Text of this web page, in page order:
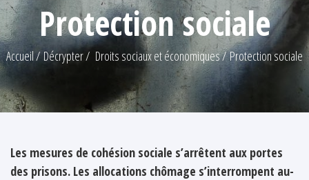
Protection sociale
Accueil Décrypter Droits sociaux et économiques Protection sociale
Les mesures de cohésion sociale s’arrêtent aux portes
des prisons. Les allocations chômage s’interrompent au-